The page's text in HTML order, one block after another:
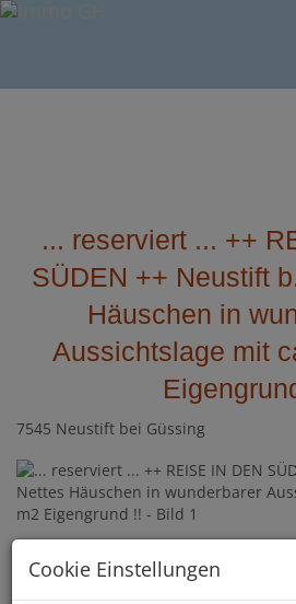
... reserviert ... ++
SÜDEN ++ Neustift
Häuschen in
Aussichtslage mit
7545 Neustift bei Güssing
Cookie Einstellungen